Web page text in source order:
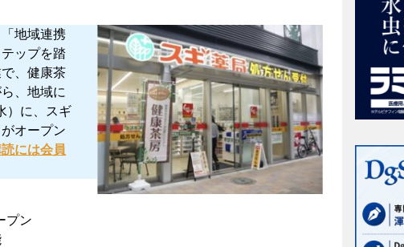
地域連携
ップを踏
、健康茶
、地域に
）に、スギ
オープン
には会員
プン